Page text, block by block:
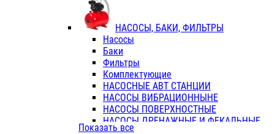
ТРОЙНИКИ ПЕРЕХОДНЫЕ /
ТРОЙНИКИ С ВНУТРЕННЕЙ
КОЛЬЦА РЕЗИНОВЫЕ
ТРУБЫ НАПОРНЫЕ
ТРУБЫ ГОФРИРОВАННЫЕ ДВУХСЛ.
ТРУБЫ ПОЛИЭТИЛЕНОВЫЕ
НАСОСЫ, БАКИ, ФИЛЬТРЫ
Насосы
Баки
Фильтры
Комплектующие
НАСОСНЫЕ АВТ СТАНЦИИ
НАСОСЫ ВИБРАЦИОННЫНЕ
НАСОСЫ ПОВЕРХНОСТНЫЕ
НАСОСЫ ДРЕНАЖНЫЕ И ФЕКАЛЬНЫЕ
Показать все